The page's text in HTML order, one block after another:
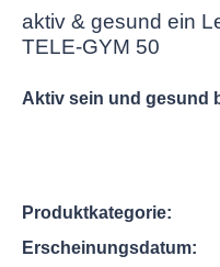
aktiv & gesund ein
TELE-GYM 50
Aktiv sein und gesund
Produktkategorie:
Erscheinungsdatum: